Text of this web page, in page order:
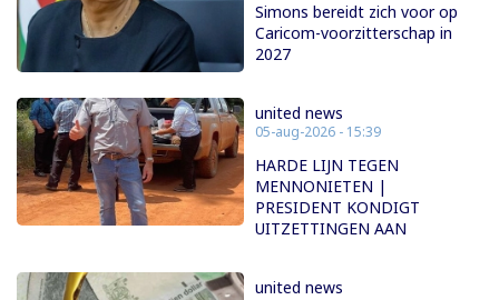
Simons bereidt zich voor op
Caricom-voorzitterschap in
2027
united news
05-aug-2026 - 15:39
HARDE LIJN TEGEN
MENNONIETEN |
PRESIDENT KONDIGT
UITZETTINGEN AAN
united news